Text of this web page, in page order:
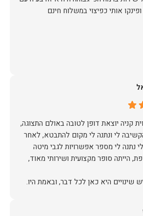
אותי כפיצוי במשלוח חינם
קניה יוצאת דופן לטובה באולם התצוגה,
לי ונתנה לי מקום להתבטא, לאחר
נתנה לי מספר אפשרויות לגבי מיטה
הייתה סופר מקצועית ושירותי מאוד,